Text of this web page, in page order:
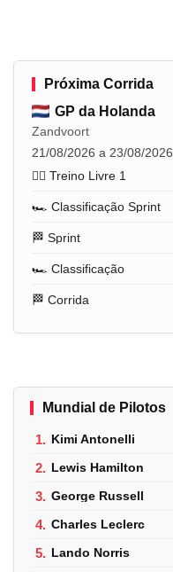
Próxima Corrida
GP da Holanda
Zandvoort
21/08/2026 a 23/08/2026
🏋️‍♂️ Treino Livre 1
🏎️ Classificação Sprint
🏁 Sprint
🏎️ Classificação
🏁 Corrida
Mundial de Pilotos
1. Kimi Antonelli
2. Lewis Hamilton
3. George Russell
4. Charles Leclerc
5. Lando Norris